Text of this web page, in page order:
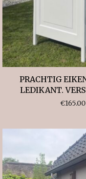
PRACHTIG
LEDIKANT.
€165.00